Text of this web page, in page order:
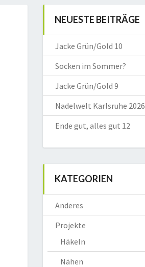
NEUESTE BEITRÄGE
Jacke Grün/Gold 10
Socken im Sommer?
Jacke Grün/Gold 9
Nadelwelt Karlsruhe 2026
Ende gut, alles gut 12
KATEGORIEN
Anderes
Projekte
Häkeln
Nähen